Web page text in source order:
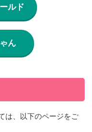
ルド
ん
は、以下のページをご